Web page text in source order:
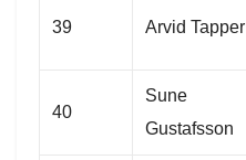
39 Arvid Tapper
40
Sune
Gustafsson